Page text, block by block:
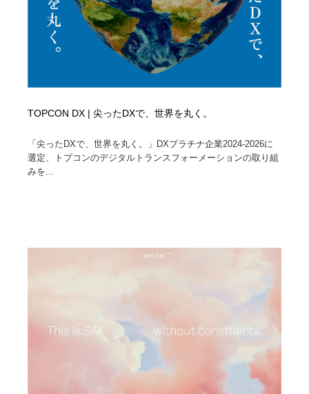
TOPCON DX | 尖ったDXで、世界を丸く。
「尖ったDXで、世界を丸く。」DXプラチナ企業2024-2026に
選定、トプコンのデジタルトランスフォーメーションの取り組
みを...